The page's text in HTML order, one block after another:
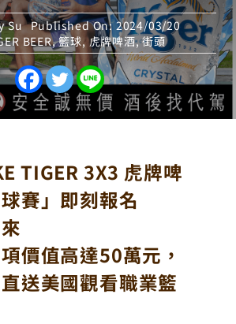
Su Published On: 2024/03/20
BEER,籃球,虎牌啤酒,街頭
TIGER 3X3 虎牌啤
賽」即刻報名
價值高達50萬元，
送美國觀看職業籃